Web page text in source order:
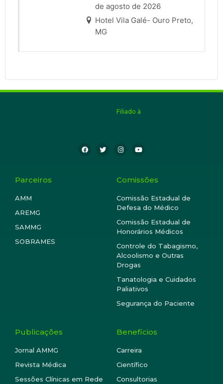
de agosto de 2026
Hotel Vila Galé- Ouro Preto,
MG
Filiado à
Parceiros
AMM
AREMG
SAMMG
SOBRAMES
Comissões
Comissão Estadual de
Defesa do Médico
Comissão Estadual de
Honorários Médicos
Controle do Tabagismo,
Alcoolismo e Outras
Drogas
Tanatologia e Cuidados
Paliativos
Segurança do Paciente
Publicações
Jornal AMMG
Revista Médica
Sessões Clínicas em Rede
Benefícios
Carreira
Científico
Consultorias